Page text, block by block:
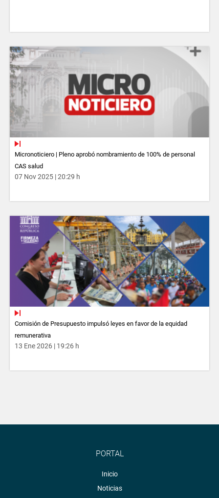
Micronoticiero | Pleno aprobó nombramiento de 100% de personal
CAS salud
07 Nov 2025 | 20:29 h
Comisión de Presupuesto impulsó leyes en favor de la equidad
remunerativa
13 Ene 2026 | 19:26 h
PORTAL
Inicio
Noticias